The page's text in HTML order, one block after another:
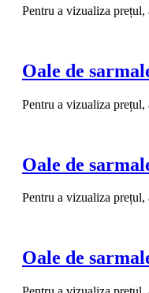
Pentru a vizualiza
Oale de
Pentru a vizualiza
Oale de
Pentru a vizualiza
Oale de